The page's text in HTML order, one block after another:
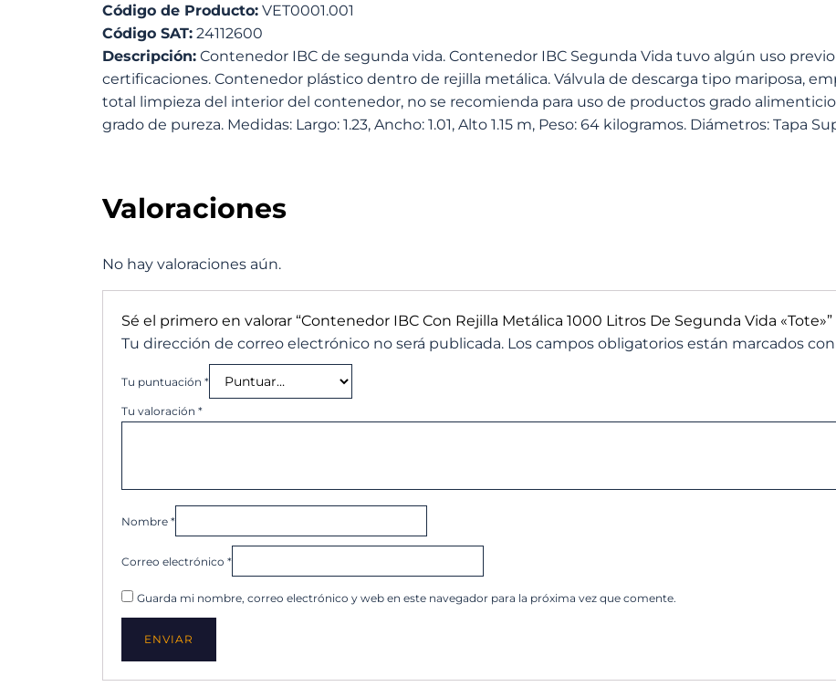
Código de Producto: VET0001.001
Código SAT: 24112600
Descripción: Contenedor IBC de segunda vida. Contenedor IBC Segunda Vida tuvo algún uso
certificaciones. Contenedor plástico dentro de rejilla metálica. Válvula de descarga tipo mariposa,
total limpieza del interior del contenedor, no se recomienda para uso de productos grado
grado de pureza. Medidas: Largo: 1.23, Ancho: 1.01, Alto 1.15 m, Peso: 64 kilogramos. Diámetros: Tapa
Valoraciones
No hay valoraciones aún.
Sé el primero en valorar “Contenedor IBC Con Rejilla Metálica 1000 Litros De Segunda Vida «Tote»”
Tu dirección de correo electrónico no será publicada. Los campos obligatorios están marcados con
Tu puntuación *
Tu valoración *
Nombre *
Correo electrónico *
Guarda mi nombre, correo electrónico y web en este navegador para la próxima vez que comente.